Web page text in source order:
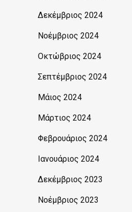
Δεκέμβριος 2024
Νοέμβριος 2024
Οκτώβριος 2024
Σεπτέμβριος 2024
Μάιος 2024
Μάρτιος 2024
Φεβρουάριος 2024
Ιανουάριος 2024
Δεκέμβριος 2023
Νοέμβριος 2023